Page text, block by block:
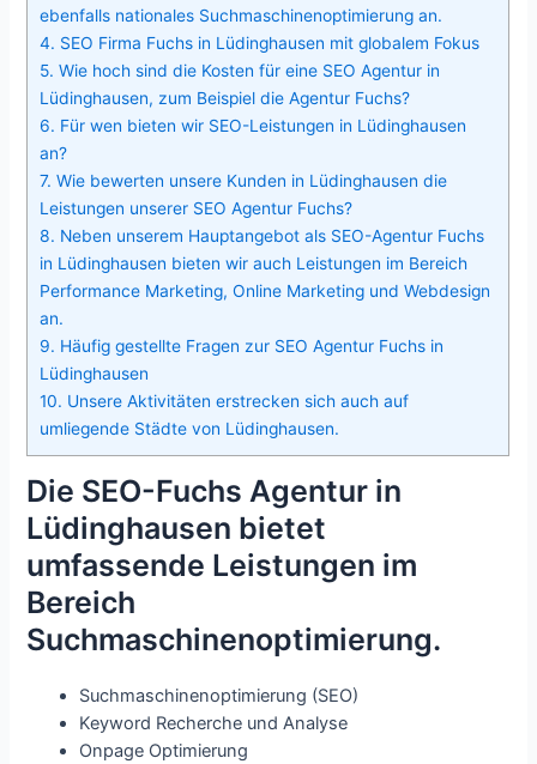
ebenfalls nationales Suchmaschinenoptimierung an.
4. SEO Firma Fuchs in Lüdinghausen mit globalem Fokus
5. Wie hoch sind die Kosten für eine SEO Agentur in
Lüdinghausen, zum Beispiel die Agentur Fuchs?
6. Für wen bieten wir SEO-Leistungen in Lüdinghausen
an?
7. Wie bewerten unsere Kunden in Lüdinghausen die
Leistungen unserer SEO Agentur Fuchs?
8. Neben unserem Hauptangebot als SEO-Agentur Fuchs
in Lüdinghausen bieten wir auch Leistungen im Bereich
Performance Marketing, Online Marketing und Webdesign
an.
9. Häufig gestellte Fragen zur SEO Agentur Fuchs in
Lüdinghausen
10. Unsere Aktivitäten erstrecken sich auch auf
umliegende Städte von Lüdinghausen.
Die SEO-Fuchs Agentur in
Lüdinghausen bietet
umfassende Leistungen im
Bereich
Suchmaschinenoptimierung.
Suchmaschinenoptimierung (SEO)
Keyword Recherche und Analyse
Onpage Optimierung